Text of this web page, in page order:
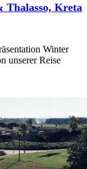
Thalasso, Kreta
Winter
unserer Reise